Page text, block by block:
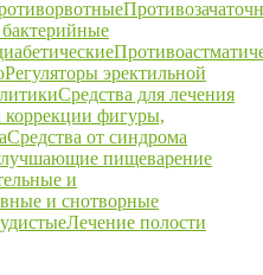
Регуляторы эректильной
Средства для лечения
коррекции фигуры,
Средства от синдрома
пищеварение
и
и снотворные
Лечение полости